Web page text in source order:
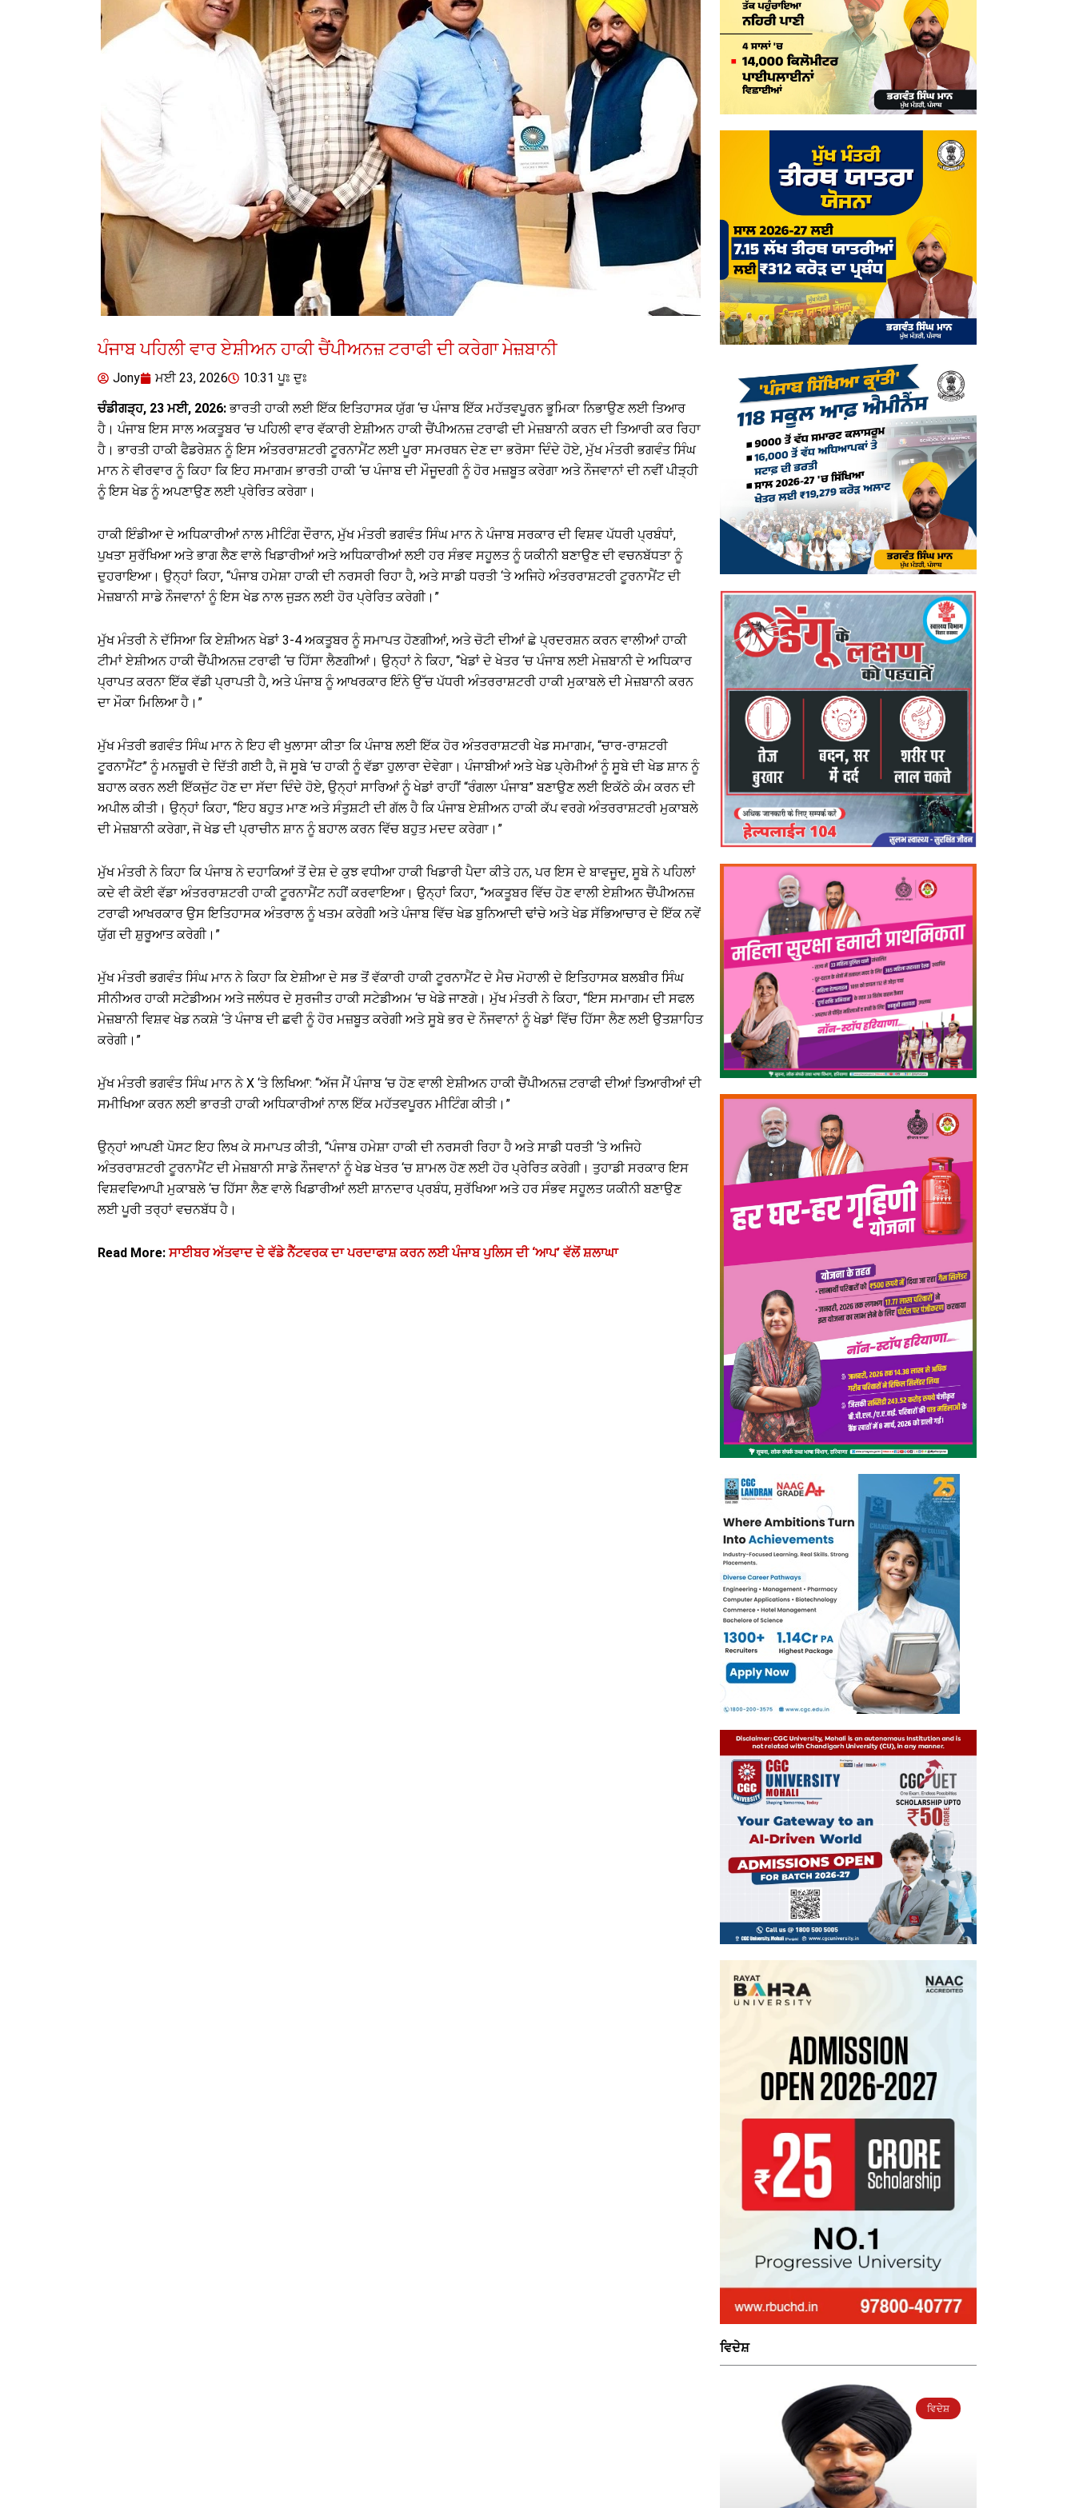
ਪੰਜਾਬ ਪਹਿਲੀ ਵਾਰ ਏਸ਼ੀਅਨ ਹਾਕੀ ਚੈਂਪੀਅਨਜ਼ ਟਰਾਫੀ ਦੀ ਕਰੇਗਾ ਮੇਜ਼ਬਾਨੀ
Jony ਮਈ 23, 2026
10:31 ਪੂਃ ਦੁਃ
ਚੰਡੀਗੜ੍ਹ, 23 ਮਈ, 2026:ਭਾਰਤੀ ਹਾਕੀ ਲਈ ਇੱਕ ਇਤਿਹਾਸਕ ਯੁੱਗ ‘ਚ ਪੰਜਾਬ ਇੱਕ ਮਹੱਤਵਪੂਰਨ ਭੂਮਿਕਾ ਨਿਭਾਉਣ ਲਈ ਤਿਆਰ
ਹੈ। ਪੰਜਾਬ ਇਸ ਸਾਲ ਅਕਤੂਬਰ ‘ਚ ਪਹਿਲੀ ਵਾਰ ਵੱਕਾਰੀ ਏਸ਼ੀਅਨ ਹਾਕੀ ਚੈਂਪੀਅਨਜ਼ ਟਰਾਫੀ ਦੀ ਮੇਜ਼ਬਾਨੀ ਕਰਨ ਦੀ ਤਿਆਰੀ ਕਰ ਰਿਹਾ
ਹੈ। ਭਾਰਤੀ ਹਾਕੀ ਫੈਡਰੇਸ਼ਨ ਨੂੰ ਇਸ ਅੰਤਰਰਾਸ਼ਟਰੀ ਟੂਰਨਾਮੈਂਟ ਲਈ ਪੂਰਾ ਸਮਰਥਨ ਦੇਣ ਦਾ ਭਰੋਸਾ ਦਿੰਦੇ ਹੋਏ, ਮੁੱਖ ਮੰਤਰੀ ਭਗਵੰਤ ਸਿੰਘ
ਮਾਨ ਨੇ ਵੀਰਵਾਰ ਨੂੰ ਕਿਹਾ ਕਿ ਇਹ ਸਮਾਗਮ ਭਾਰਤੀ ਹਾਕੀ ‘ਚ ਪੰਜਾਬ ਦੀ ਮੌਜੂਦਗੀ ਨੂੰ ਹੋਰ ਮਜ਼ਬੂਤ ​​ਕਰੇਗਾ ਅਤੇ ਨੌਜਵਾਨਾਂ ਦੀ ਨਵੀਂ ਪੀੜ੍ਹੀ
ਨੂੰ ਇਸ ਖੇਡ ਨੂੰ ਅਪਣਾਉਣ ਲਈ ਪ੍ਰੇਰਿਤ ਕਰੇਗਾ।
ਹਾਕੀ ਇੰਡੀਆ ਦੇ ਅਧਿਕਾਰੀਆਂ ਨਾਲ ਮੀਟਿੰਗ ਦੌਰਾਨ, ਮੁੱਖ ਮੰਤਰੀ ਭਗਵੰਤ ਸਿੰਘ ਮਾਨ ਨੇ ਪੰਜਾਬ ਸਰਕਾਰ ਦੀ ਵਿਸ਼ਵ ਪੱਧਰੀ ਪ੍ਰਬੰਧਾਂ,
ਪੁਖਤਾ ਸੁਰੱਖਿਆ ਅਤੇ ਭਾਗ ਲੈਣ ਵਾਲੇ ਖਿਡਾਰੀਆਂ ਅਤੇ ਅਧਿਕਾਰੀਆਂ ਲਈ ਹਰ ਸੰਭਵ ਸਹੂਲਤ ਨੂੰ ਯਕੀਨੀ ਬਣਾਉਣ ਦੀ ਵਚਨਬੱਧਤਾ ਨੂੰ
ਦੁਹਰਾਇਆ। ਉਨ੍ਹਾਂ ਕਿਹਾ, “ਪੰਜਾਬ ਹਮੇਸ਼ਾ ਹਾਕੀ ਦੀ ਨਰਸਰੀ ਰਿਹਾ ਹੈ, ਅਤੇ ਸਾਡੀ ਧਰਤੀ ‘ਤੇ ਅਜਿਹੇ ਅੰਤਰਰਾਸ਼ਟਰੀ ਟੂਰਨਾਮੈਂਟ ਦੀ
ਮੇਜ਼ਬਾਨੀ ਸਾਡੇ ਨੌਜਵਾਨਾਂ ਨੂੰ ਇਸ ਖੇਡ ਨਾਲ ਜੁੜਨ ਲਈ ਹੋਰ ਪ੍ਰੇਰਿਤ ਕਰੇਗੀ।”
ਮੁੱਖ ਮੰਤਰੀ ਨੇ ਦੱਸਿਆ ਕਿ ਏਸ਼ੀਅਨ ਖੇਡਾਂ 3-4 ਅਕਤੂਬਰ ਨੂੰ ਸਮਾਪਤ ਹੋਣਗੀਆਂ, ਅਤੇ ਚੋਟੀ ਦੀਆਂ ਛੇ ਪ੍ਰਦਰਸ਼ਨ ਕਰਨ ਵਾਲੀਆਂ ਹਾਕੀ
ਟੀਮਾਂ ਏਸ਼ੀਅਨ ਹਾਕੀ ਚੈਂਪੀਅਨਜ਼ ਟਰਾਫੀ ‘ਚ ਹਿੱਸਾ ਲੈਣਗੀਆਂ। ਉਨ੍ਹਾਂ ਨੇ ਕਿਹਾ, “ਖੇਡਾਂ ਦੇ ਖੇਤਰ ‘ਚ ਪੰਜਾਬ ਲਈ ਮੇਜ਼ਬਾਨੀ ਦੇ ਅਧਿਕਾਰ
ਪ੍ਰਾਪਤ ਕਰਨਾ ਇੱਕ ਵੱਡੀ ਪ੍ਰਾਪਤੀ ਹੈ, ਅਤੇ ਪੰਜਾਬ ਨੂੰ ਆਖਰਕਾਰ ਇੰਨੇ ਉੱਚ ਪੱਧਰੀ ਅੰਤਰਰਾਸ਼ਟਰੀ ਹਾਕੀ ਮੁਕਾਬਲੇ ਦੀ ਮੇਜ਼ਬਾਨੀ ਕਰਨ
ਦਾ ਮੌਕਾ ਮਿਲਿਆ ਹੈ।”
ਮੁੱਖ ਮੰਤਰੀ ਭਗਵੰਤ ਸਿੰਘ ਮਾਨ ਨੇ ਇਹ ਵੀ ਖੁਲਾਸਾ ਕੀਤਾ ਕਿ ਪੰਜਾਬ ਲਈ ਇੱਕ ਹੋਰ ਅੰਤਰਰਾਸ਼ਟਰੀ ਖੇਡ ਸਮਾਗਮ, “ਚਾਰ-ਰਾਸ਼ਟਰੀ
ਟੂਰਨਾਮੈਂਟ” ਨੂੰ ਮਨਜ਼ੂਰੀ ਦੇ ਦਿੱਤੀ ਗਈ ਹੈ, ਜੋ ਸੂਬੇ ‘ਚ ਹਾਕੀ ਨੂੰ ਵੱਡਾ ਹੁਲਾਰਾ ਦੇਵੇਗਾ। ਪੰਜਾਬੀਆਂ ਅਤੇ ਖੇਡ ਪ੍ਰੇਮੀਆਂ ਨੂੰ ਸੂਬੇ ਦੀ ਖੇਡ ਸ਼ਾਨ ਨੂੰ
ਬਹਾਲ ਕਰਨ ਲਈ ਇੱਕਜੁੱਟ ਹੋਣ ਦਾ ਸੱਦਾ ਦਿੰਦੇ ਹੋਏ, ਉਨ੍ਹਾਂ ਸਾਰਿਆਂ ਨੂੰ ਖੇਡਾਂ ਰਾਹੀਂ “ਰੰਗਲਾ ਪੰਜਾਬ” ਬਣਾਉਣ ਲਈ ਇਕੱਠੇ ਕੰਮ ਕਰਨ ਦੀ
ਅਪੀਲ ਕੀਤੀ। ਉਨ੍ਹਾਂ ਕਿਹਾ, “ਇਹ ਬਹੁਤ ਮਾਣ ਅਤੇ ਸੰਤੁਸ਼ਟੀ ਦੀ ਗੱਲ ਹੈ ਕਿ ਪੰਜਾਬ ਏਸ਼ੀਅਨ ਹਾਕੀ ਕੱਪ ਵਰਗੇ ਅੰਤਰਰਾਸ਼ਟਰੀ ਮੁਕਾਬਲੇ
ਦੀ ਮੇਜ਼ਬਾਨੀ ਕਰੇਗਾ, ਜੋ ਖੇਡ ਦੀ ਪ੍ਰਾਚੀਨ ਸ਼ਾਨ ਨੂੰ ਬਹਾਲ ਕਰਨ ਵਿੱਚ ਬਹੁਤ ਮਦਦ ਕਰੇਗਾ।”
ਮੁੱਖ ਮੰਤਰੀ ਨੇ ਕਿਹਾ ਕਿ ਪੰਜਾਬ ਨੇ ਦਹਾਕਿਆਂ ਤੋਂ ਦੇਸ਼ ਦੇ ਕੁਝ ਵਧੀਆ ਹਾਕੀ ਖਿਡਾਰੀ ਪੈਦਾ ਕੀਤੇ ਹਨ, ਪਰ ਇਸ ਦੇ ਬਾਵਜੂਦ, ਸੂਬੇ ਨੇ ਪਹਿਲਾਂ
ਕਦੇ ਵੀ ਕੋਈ ਵੱਡਾ ਅੰਤਰਰਾਸ਼ਟਰੀ ਹਾਕੀ ਟੂਰਨਾਮੈਂਟ ਨਹੀਂ ਕਰਵਾਇਆ। ਉਨ੍ਹਾਂ ਕਿਹਾ, “ਅਕਤੂਬਰ ਵਿੱਚ ਹੋਣ ਵਾਲੀ ਏਸ਼ੀਅਨ ਚੈਂਪੀਅਨਜ਼
ਟਰਾਫੀ ਆਖਰਕਾਰ ਉਸ ਇਤਿਹਾਸਕ ਅੰਤਰਾਲ ਨੂੰ ਖਤਮ ਕਰੇਗੀ ਅਤੇ ਪੰਜਾਬ ਵਿੱਚ ਖੇਡ ਬੁਨਿਆਦੀ ਢਾਂਚੇ ਅਤੇ ਖੇਡ ਸੱਭਿਆਚਾਰ ਦੇ ਇੱਕ ਨਵੇਂ
ਯੁੱਗ ਦੀ ਸ਼ੁਰੂਆਤ ਕਰੇਗੀ।”
ਮੁੱਖ ਮੰਤਰੀ ਭਗਵੰਤ ਸਿੰਘ ਮਾਨ ਨੇ ਕਿਹਾ ਕਿ ਏਸ਼ੀਆ ਦੇ ਸਭ ਤੋਂ ਵੱਕਾਰੀ ਹਾਕੀ ਟੂਰਨਾਮੈਂਟ ਦੇ ਮੈਚ ਮੋਹਾਲੀ ਦੇ ਇਤਿਹਾਸਕ ਬਲਬੀਰ ਸਿੰਘ
ਸੀਨੀਅਰ ਹਾਕੀ ਸਟੇਡੀਅਮ ਅਤੇ ਜਲੰਧਰ ਦੇ ਸੁਰਜੀਤ ਹਾਕੀ ਸਟੇਡੀਅਮ ‘ਚ ਖੇਡੇ ਜਾਣਗੇ। ਮੁੱਖ ਮੰਤਰੀ ਨੇ ਕਿਹਾ, “ਇਸ ਸਮਾਗਮ ਦੀ ਸਫਲ
ਮੇਜ਼ਬਾਨੀ ਵਿਸ਼ਵ ਖੇਡ ਨਕਸ਼ੇ ‘ਤੇ ਪੰਜਾਬ ਦੀ ਛਵੀ ਨੂੰ ਹੋਰ ਮਜ਼ਬੂਤ ​​ਕਰੇਗੀ ਅਤੇ ਸੂਬੇ ਭਰ ਦੇ ਨੌਜਵਾਨਾਂ ਨੂੰ ਖੇਡਾਂ ਵਿੱਚ ਹਿੱਸਾ ਲੈਣ ਲਈ ਉਤਸ਼ਾਹਿਤ
ਕਰੇਗੀ।”
ਮੁੱਖ ਮੰਤਰੀ ਭਗਵੰਤ ਸਿੰਘ ਮਾਨ ਨੇ X ‘ਤੇ ਲਿਖਿਆ: “ਅੱਜ ਮੈਂ ਪੰਜਾਬ ‘ਚ ਹੋਣ ਵਾਲੀ ਏਸ਼ੀਅਨ ਹਾਕੀ ਚੈਂਪੀਅਨਜ਼ ਟਰਾਫੀ ਦੀਆਂ ਤਿਆਰੀਆਂ ਦੀ
ਸਮੀਖਿਆ ਕਰਨ ਲਈ ਭਾਰਤੀ ਹਾਕੀ ਅਧਿਕਾਰੀਆਂ ਨਾਲ ਇੱਕ ਮਹੱਤਵਪੂਰਨ ਮੀਟਿੰਗ ਕੀਤੀ।”
ਉਨ੍ਹਾਂ ਆਪਣੀ ਪੋਸਟ ਇਹ ਲਿਖ ਕੇ ਸਮਾਪਤ ਕੀਤੀ, “ਪੰਜਾਬ ਹਮੇਸ਼ਾ ਹਾਕੀ ਦੀ ਨਰਸਰੀ ਰਿਹਾ ਹੈ ਅਤੇ ਸਾਡੀ ਧਰਤੀ ‘ਤੇ ਅਜਿਹੇ
ਅੰਤਰਰਾਸ਼ਟਰੀ ਟੂਰਨਾਮੈਂਟ ਦੀ ਮੇਜ਼ਬਾਨੀ ਸਾਡੇ ਨੌਜਵਾਨਾਂ ਨੂੰ ਖੇਡ ਖੇਤਰ ‘ਚ ਸ਼ਾਮਲ ਹੋਣ ਲਈ ਹੋਰ ਪ੍ਰੇਰਿਤ ਕਰੇਗੀ। ਤੁਹਾਡੀ ਸਰਕਾਰ ਇਸ
ਵਿਸ਼ਵਵਿਆਪੀ ਮੁਕਾਬਲੇ ‘ਚ ਹਿੱਸਾ ਲੈਣ ਵਾਲੇ ਖਿਡਾਰੀਆਂ ਲਈ ਸ਼ਾਨਦਾਰ ਪ੍ਰਬੰਧ, ਸੁਰੱਖਿਆ ਅਤੇ ਹਰ ਸੰਭਵ ਸਹੂਲਤ ਯਕੀਨੀ ਬਣਾਉਣ
ਲਈ ਪੂਰੀ ਤਰ੍ਹਾਂ ਵਚਨਬੱਧ ਹੈ।
Read More:ਸਾਈਬਰ ਅੱਤਵਾਦ ਦੇ ਵੱਡੇ ਨੈੱਟਵਰਕ ਦਾ ਪਰਦਾਫਾਸ਼ ਕਰਨ ਲਈ ਪੰਜਾਬ ਪੁਲਿਸ ਦੀ ‘ਆਪ’ ਵੱਲੋਂ ਸ਼ਲਾਘਾ
ਵਿਦੇਸ਼
ਵਿਦੇਸ਼